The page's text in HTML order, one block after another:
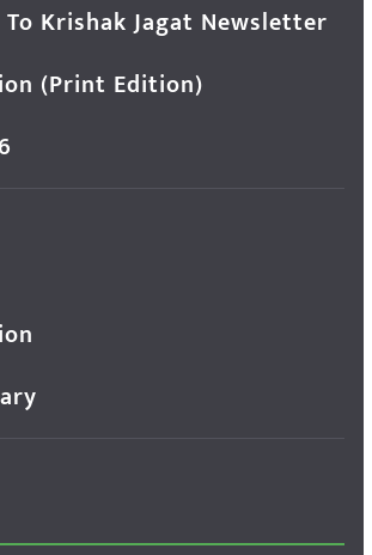
Krishak Jagat Newsletter
(Print Edition)